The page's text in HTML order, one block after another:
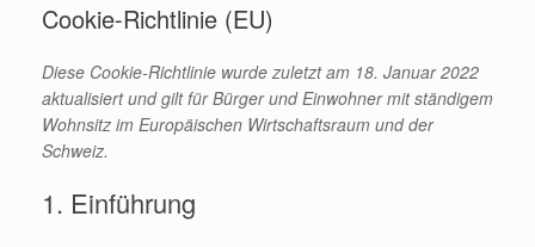
Cookie-Richtlinie (EU)
Diese Cookie-Richtlinie wurde zuletzt am 18. Januar 2022
aktualisiert und gilt für Bürger und Einwohner mit ständigem
Wohnsitz im Europäischen Wirtschaftsraum und der
Schweiz.
1. Einführung